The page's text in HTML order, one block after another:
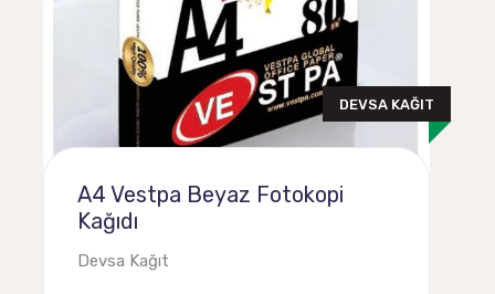
DEVSA KAĞIT
A4 Vestpa Beyaz Fotokopi
Kağıdı
Devsa Kağıt